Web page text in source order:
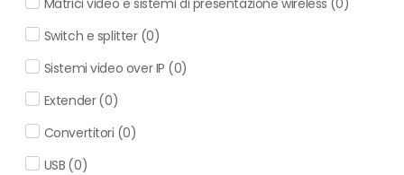
Matrici video e sistemi di presentazione wireless (0)
Switch e splitter (0)
Sistemi video over IP (0)
Extender(0)
Convertitori (0)
USB (0)